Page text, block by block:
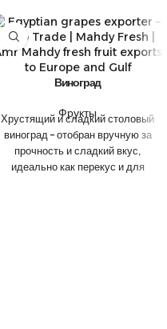
Виноград
Фрукты
Хрустящий и сладкий столовый
виноград – отобран вручную за
прочность и сладкий вкус,
идеально как перекус и для